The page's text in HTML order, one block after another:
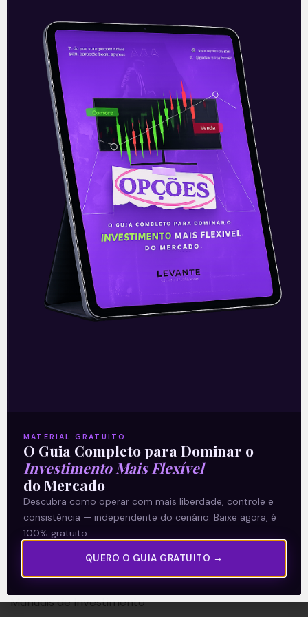
Via passa a oferecer serviços
logísticos
A Via (VVAR3), antiga Via Varejo e dona
das Casas Bahia e Ponto (antiga Ponto
Frio), está desenvolvendo um pacote de
serviços logísticos para seu
Leia mais
29/06/2021
Termos e Condições
Política de Privacidade
Explore
Artigos
E Eu Com Isso?
Vídeos no Youtube
Manuais de Investimento
MATERIAL GRATUITO
O Guia Completo para Dominar o
Investimento Mais Flexível
do Mercado
Descubra como operar com mais liberdade, controle e
consistência — independente do cenário. Baixe agora, é
100% gratuito.
QUERO O GUIA GRATUITO →